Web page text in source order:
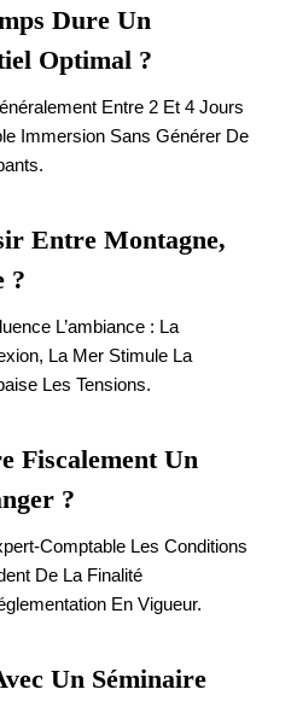
Dure Un
Optimal ?
Entre 2 Et 4 Jours
Immersion Sans Générer De
Entre Montagne,
?
L’ambiance : La
La Mer Stimule La
Les Tensions.
Fiscalement Un
?
Comptable Les Conditions
De La Finalité
En Vigueur.
Un Séminaire